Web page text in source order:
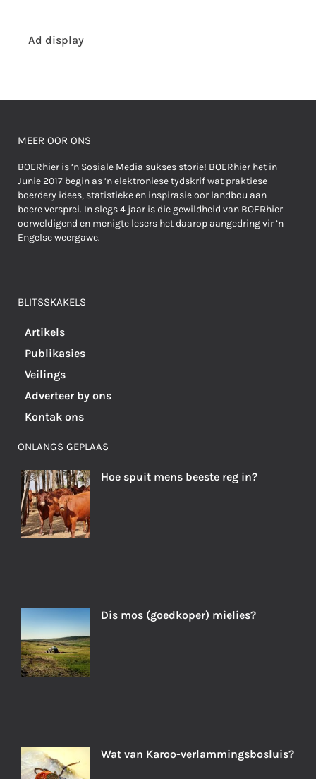
Ad display
MEER OOR ONS
BOERhier is ’n Sosiale Media sukses storie! BOERhier het in
Junie 2017 begin as ’n elektroniese tydskrif wat praktiese
boerdery idees, statistieke en inspirasie oor landbou aan
boere versprei. In slegs 4 jaar is die gewildheid van BOERhier
oorweldigend en menigte lesers het daarop aangedring vir ’n
Engelse weergawe.
BLITSSKAKELS
Artikels
Publikasies
Veilings
Adverteer by ons
Kontak ons
ONLANGS GEPLAAS
Hoe spuit mens beeste reg in?
Dis mos (goedkoper) mielies?
Wat van Karoo-verlammingsbosluis?